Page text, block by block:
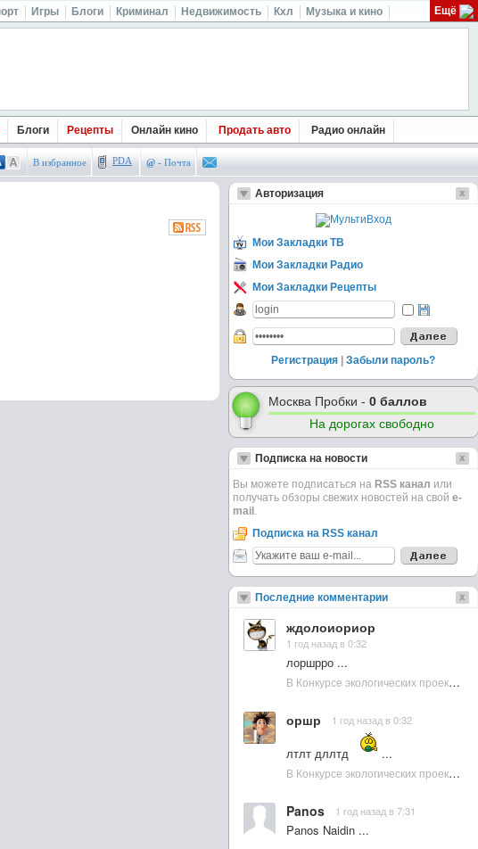
Игры Блоги Криминал Недвижимость Кхл Музыка и кино Ещё
Блоги Рецепты Онлайн кино Продать авто Радио онлайн
В избранное PDA @ - Почта
Авторизация
Мои Закладки ТВ
Мои Закладки Радио
Мои Закладки Рецепты
Регистрация Забыли пароль?
Москва Пробки - 0 баллов
На дорогах свободно
Подписка на новости
Вы можете подписаться на RSS канал или
получать обзоры свежих новостей на свой e-
mail .
Подписка на RSS канал
Последние комментарии
ждолоиориор
1 год назад в 0:32
лоршрро ...
В Конкурсе экологических проектов в Подмосковье активно участвовала молодежь :: NewsRbk.ru...
оршр 1 год назад в 0:32
лтлт дллтд
...
В Конкурсе экологических проектов в Подмосковье активно участвовала молодежь :: NewsRbk.ru...
Panos 1 год назад в 7:31
Panos Naidin ...